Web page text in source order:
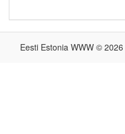
Eesti Estonia WWW © 2026